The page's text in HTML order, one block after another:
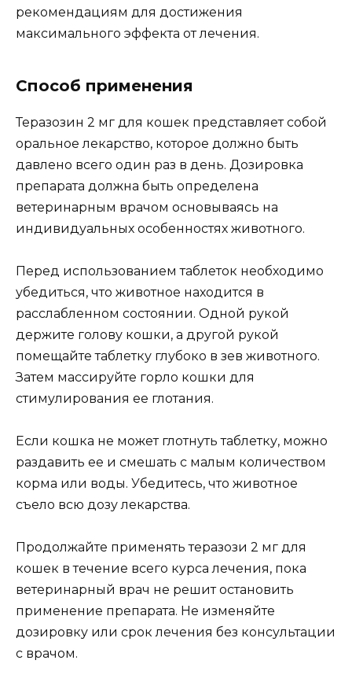
рекомендациям для достижения
максимального эффекта от лечения.
Способ применения
Теразозин 2 мг для кошек представляет собой
оральное лекарство, которое должно быть
давлено всего один раз в день. Дозировка
препарата должна быть определена
ветеринарным врачом основываясь на
индивидуальных особенностях животного.
Перед использованием таблеток необходимо
убедиться, что животное находится в
расслабленном состоянии. Одной рукой
держите голову кошки, а другой рукой
помещайте таблетку глубоко в зев животного.
Затем массируйте горло кошки для
стимулирования ее глотания.
Если кошка не может глотнуть таблетку, можно
раздавить ее и смешать с малым количеством
корма или воды. Убедитесь, что животное
съело всю дозу лекарства.
Продолжайте применять теразози 2 мг для
кошек в течение всего курса лечения, пока
ветеринарный врач не решит остановить
применение препарата. Не изменяйте
дозировку или срок лечения без консультации
с врачом.